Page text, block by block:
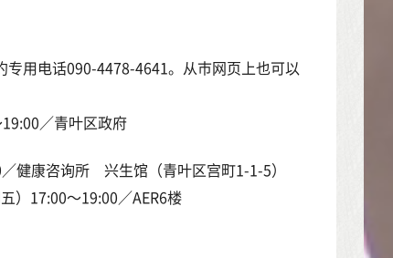
用电话090-4478-4641。从市网页上也可以
／青叶区政府
健康咨询所 兴生馆（青叶区宫町1-1-5）
）17:00～19:00／AER6楼